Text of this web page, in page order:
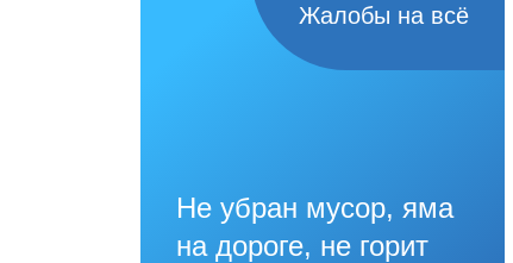
Жалобы на всё
Не убран мусор, яма
на дороге, не горит